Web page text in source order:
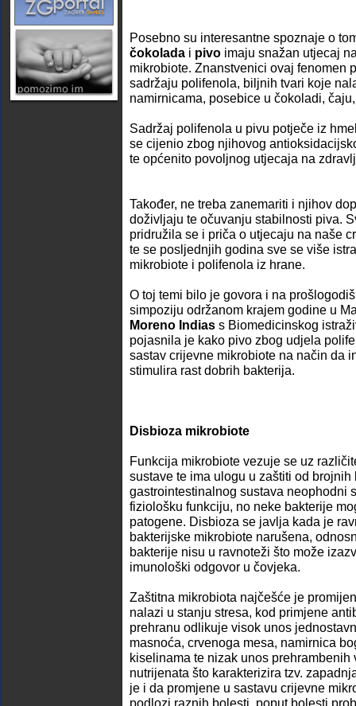
Posebno su interesantne spoznaje o
čokolada i pivo imaju snažan utjecaj
mikrobiote. Znanstvenici ovaj fenomen
sadržaju polifenola, biljnih tvari koje
namirnicama, posebice u čokoladi,
Sadržaj polifenola u pivu potječe iz
se cijenio zbog njihovog
te općenito povoljnog utjecaja na
Također, ne treba zanemariti i njihov
doživljaju te očuvanju stabilnosti piva.
pridružila se i priča o utjecaju na naše
te se posljednjih godina sve se više
mikrobiote i polifenola iz hrane.
O toj temi bilo je govora i na
simpoziju održanom krajem godine u
Moreno Indias s Biomedicinskog
pojasnila je kako pivo zbog udjela
sastav crijevne mikrobiote na način da
stimulira rast dobrih bakterija.
Disbioza mikrobiote
Funkcija mikrobiote vezuje se uz
sustave te ima ulogu u zaštiti od
gastrointestinalnog sustava neophodni
fiziološku funkciju, no neke bakterije
patogene. Disbioza se javlja kada je
bakterijske mikrobiote narušena,
bakterije nisu u ravnoteži što može
imunološki odgovor u čovjeka.
Zaštitna mikrobiota najčešće je
nalazi u stanju stresa, kod primjene
prehranu odlikuje visok unos
masnoća, crvenoga mesa, namirnica
kiselinama te nizak unos
nutrijenata što karakterizira tzv.
je i da promjene u sastavu crijevne
podlozi raznih bolesti, poput bolesti